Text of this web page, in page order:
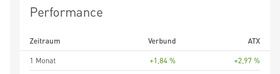
Performance
Zeitraum Verbund
ATX
1 Monat
+1,84 %
+2,97 %